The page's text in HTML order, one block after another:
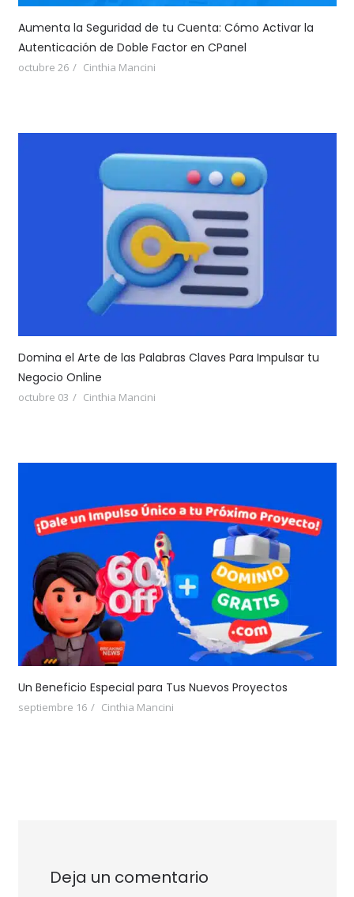
Aumenta la Seguridad de tu Cuenta: Cómo Activar la
Autenticación de Doble Factor en CPanel
octubre 26 Cinthia Mancini
Domina el Arte de las Palabras Claves Para Impulsar tu
Negocio Online
octubre 03 Cinthia Mancini
Un Beneficio Especial para Tus Nuevos Proyectos
septiembre 16 Cinthia Mancini
Deja un comentario